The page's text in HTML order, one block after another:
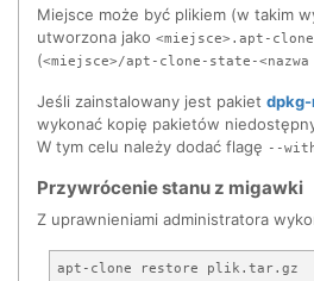
Miejsce może być plikiem (w takim
utworzona jako <miejsce>.apt-
(<miejsce>/apt-clone-state-
Jeśli zainstalowany jest pakiet
wykonać kopię pakietów
W tym celu należy dodać flagę --
Przywrócenie stanu z migawki
Z uprawnieniami administratora